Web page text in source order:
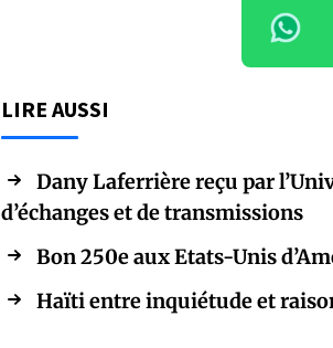
LIRE AUSSI
Dany Laferrière reçu par
d’échanges et de transmissions
Bon 250e aux Etats-Unis
Haïti entre inquiétude et